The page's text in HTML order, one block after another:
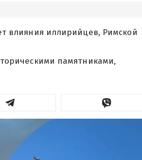
влияния иллирийцев, Римской
памятниками,